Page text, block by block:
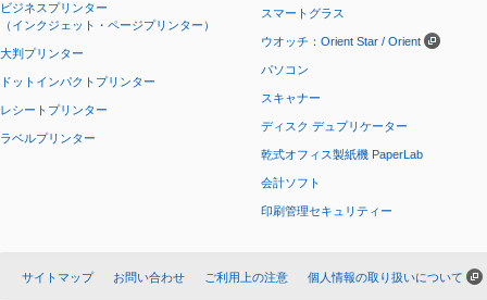
ビジネスプリンター
（インクジェット・ページプリンター）
大判プリンター
ドットインパクトプリンター
レシートプリンター
ラベルプリンター
スマートグラス
ウオッチ：Orient Star / Orient
パソコン
スキャナー
ディスク デュプリケーター
乾式オフィス製紙機 PaperLab
会計ソフト
印刷管理セキュリティー
サイトマップ お問い合わせ ご利用上の注意 個人情報の取り扱いについて